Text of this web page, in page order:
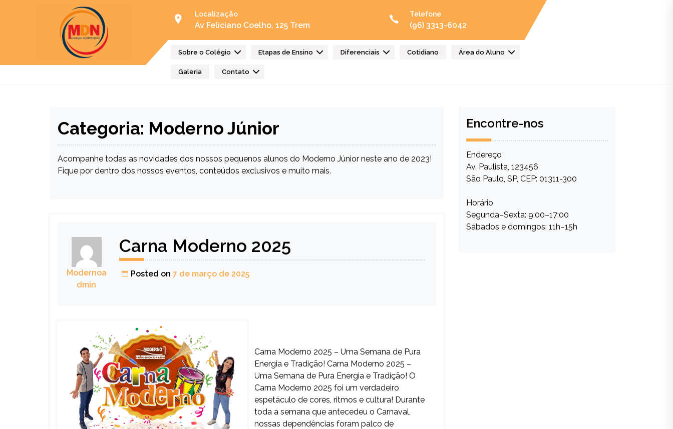
Colégio Moderno
– Centro de Ensino, Educação e Cultura
Localização
Av Feliciano Coelho, 125 Trem
Telefone
(96) 3313-6042
Sobre o Colégio Etapas de Ensino Diferenciais Cotidiano Área do Aluno
Galeria Contato
Categoria: Moderno Júnior
Acompanhe todas as novidades dos nossos pequenos alunos do Moderno Júnior neste ano de 2023!
Fique por dentro dos nossos eventos, conteúdos exclusivos e muito mais.
Modernoa
dmin
Carna Moderno 2025
Posted on 7 de março de 2025
Carna Moderno 2025 – Uma Semana de Pura
Energia e Tradição! Carna Moderno 2025 –
Uma Semana de Pura Energia e Tradição! O
Carna Moderno 2025 foi um verdadeiro
espetáculo de cores, ritmos e cultura! Durante
toda a semana que antecedeu o Carnaval,
nossas dependências foram palco de
Encontre-nos
Endereço
Av. Paulista, 123456
São Paulo, SP, CEP: 01311-300
Horário
Segunda–Sexta: 9:00–17:00
Sábados e domingos: 11h–15h